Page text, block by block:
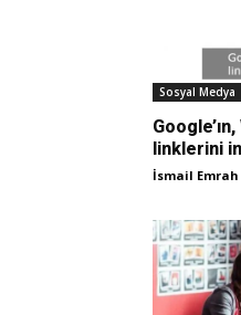
Sosyal Medya
linklerini
İsmail